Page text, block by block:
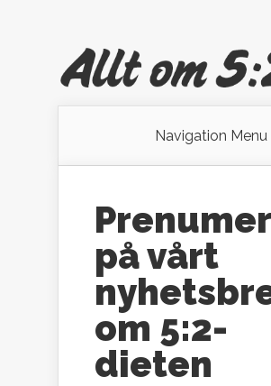
Navigation Menu
på vårt
om 5:2-
dieten